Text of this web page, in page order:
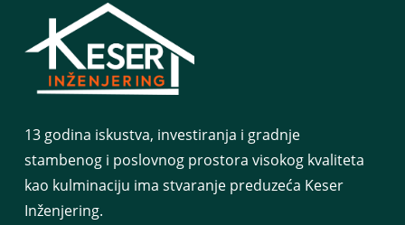
13 godina iskustva, investiranja i gradnje
stambenog i poslovnog prostora visokog kvaliteta
kao kulminaciju ima stvaranje preduzeća Keser
Inženjering.